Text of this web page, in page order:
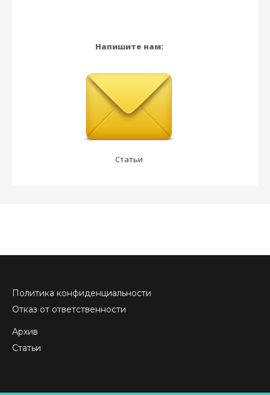
Напишите нам:
Статьи
Политика конфиденциальности
Отказ от ответственности
Архив
Статьи